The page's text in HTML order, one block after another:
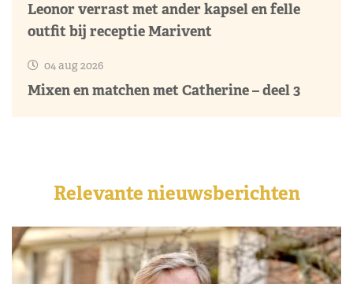
Leonor verrast met ander kapsel en felle
outfit bij receptie Marivent
04 aug 2026
Mixen en matchen met Catherine – deel 3
Relevante nieuwsberichten